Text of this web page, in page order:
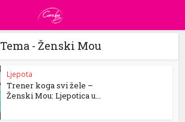
Tema - Ženski Mou
Ljepota
Trener koga svi žele –
Ženski Mou: Ljepotica u...